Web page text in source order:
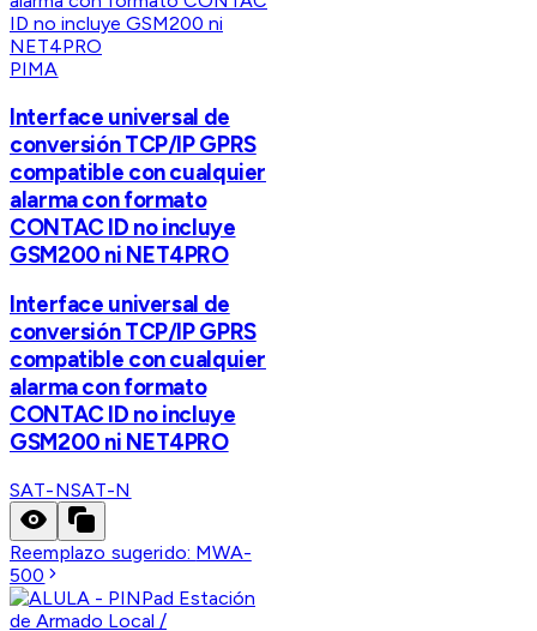
PIMA
Interface universal de
conversión TCP/IP GPRS
compatible con cualquier
alarma con formato
CONTAC ID no incluye
GSM200 ni NET4PRO
Interface universal de
conversión TCP/IP GPRS
compatible con cualquier
alarma con formato
CONTAC ID no incluye
GSM200 ni NET4PRO
SAT-NSAT-N
Reemplazo sugerido: MWA-
500